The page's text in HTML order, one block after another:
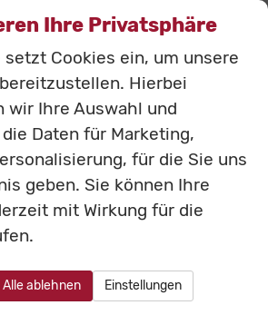
Pannenkit
vorhanden
Zentralverriegelung (Keyless Go)
Außenspiegel elektrisch verstellbar
rechts, Schiebetüren
Ihre Privatsphäre
setzt Cookies ein, um unsere
Hierbei
wir Ihre Auswahl und
Daten für Marketing,
für die Sie uns
geben. Sie können Ihre
mit Wirkung für die
Alle ablehnen Einstellungen